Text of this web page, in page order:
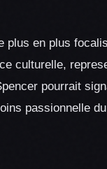
en plus
culturelle,
pourrait
passionnelle